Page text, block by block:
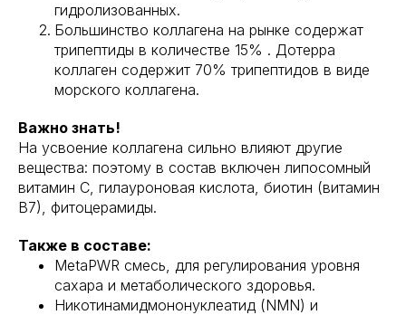
гидролизованных.
Большинство коллагена на рынке содержат
трипептиды в количестве 15% . Дотерра
коллаген содержит 70% трипептидов в виде
морского коллагена.
Важно знать!
На усвоение коллагена сильно влияют другие
вещества: поэтому в состав включен липосомный
витамин С, гилауроновая кислота, биотин (витамин
В7), фитоцерамиды.
Также в составе:
MetaPWR смесь, для регулирования уровня
сахара и метаболического здоровья.
Никотинамидмононуклеатид (NMN) и